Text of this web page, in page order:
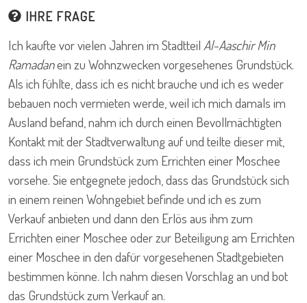
IHRE FRAGE
Ich kaufte vor vielen Jahren im Stadtteil Al-Aaschir Min
Ramadanein zu Wohnzwecken vorgesehenes Grundstück.
Als ich fühlte, dass ich es nicht brauche und ich es weder
bebauen noch vermieten werde, weil ich mich damals im
Ausland befand, nahm ich durch einen Bevollmächtigten
Kontakt mit der Stadtverwaltung auf und teilte dieser mit,
dass ich mein Grundstück zum Errichten einer Moschee
vorsehe. Sie entgegnete jedoch, dass das Grundstück sich
in einem reinen Wohngebiet befinde und ich es zum
Verkauf anbieten und dann den Erlös aus ihm zum
Errichten einer Moschee oder zur Beteiligung am Errichten
einer Moschee in den dafür vorgesehenen Stadtgebieten
bestimmen könne. Ich nahm diesen Vorschlag an und bot
das Grundstück zum Verkauf an.